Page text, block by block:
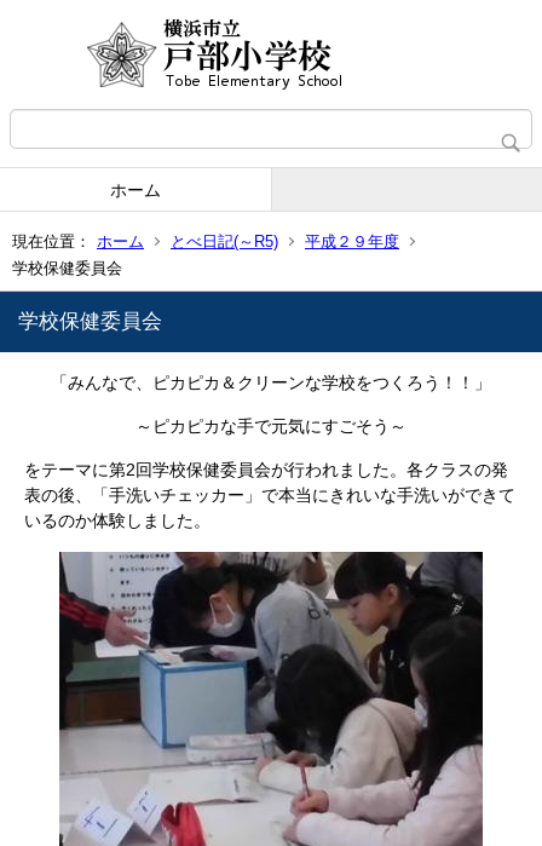
ホーム
現在位置： ホーム とべ日記(～R5)
平成２９年度
学校保健委員会
学校保健委員会
「みんなで、ピカピカ＆クリーンな学校をつくろう！！」
～ピカピカな手で元気にすごそう～
をテーマに第2回学校保健委員会が行われました。各クラスの発
表の後、「手洗いチェッカー」で本当にきれいな手洗いができて
いるのか体験しました。